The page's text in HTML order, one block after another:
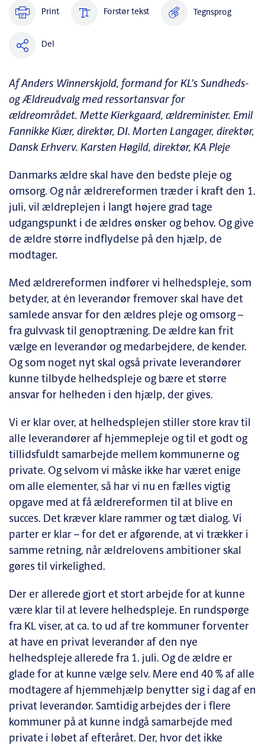
Print Forstør tekst Tegnsprog
Del
Af Anders Winnerskjold, formand for KL’s Sundheds-
og Ældreudvalg med ressortansvar for
ældreområdet. Mette Kierkgaard, ældreminister. Emil
Fannikke Kiær, direktør, DI. Morten Langager, direktør,
Dansk Erhverv. Karsten Høgild, direktør, KA Pleje
Danmarks ældre skal have den bedste pleje og
omsorg. Og når ældrereformen træder i kraft den 1.
juli, vil ældreplejen i langt højere grad tage
udgangspunkt i de ældres ønsker og behov. Og give
de ældre større indflydelse på den hjælp, de
modtager.
Med ældrereformen indfører vi helhedspleje, som
betyder, at én leverandør fremover skal have det
samlede ansvar for den ældres pleje og omsorg –
fra gulvvask til genoptræning. De ældre kan frit
vælge en leverandør og medarbejdere, de kender.
Og som noget nyt skal også private leverandører
kunne tilbyde helhedspleje og bære et større
ansvar for helheden i den hjælp, der gives.
Vi er klar over, at helhedsplejen stiller store krav til
alle leverandører af hjemmepleje og til et godt og
tillidsfuldt samarbejde mellem kommunerne og
private. Og selvom vi måske ikke har været enige
om alle elementer, så har vi nu en fælles vigtig
opgave med at få ældrereformen til at blive en
succes. Det kræver klare rammer og tæt dialog. Vi
parter er klar – for det er afgørende, at vi trækker i
samme retning, når ældrelovens ambitioner skal
gøres til virkelighed.
Der er allerede gjort et stort arbejde for at kunne
være klar til at levere helhedspleje. En rundspørge
fra KL viser, at ca. to ud af tre kommuner forventer
at have en privat leverandør af den nye
helhedspleje allerede fra 1. juli. Og de ældre er
glade for at kunne vælge selv. Mere end 40 % af alle
modtagere af hjemmehjælp benytter sig i dag af en
privat leverandør. Samtidig arbejdes der i flere
kommuner på at kunne indgå samarbejde med
private i løbet af efteråret. Der, hvor det ikke